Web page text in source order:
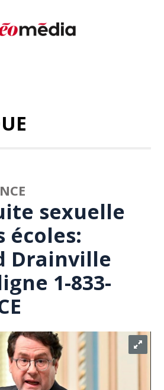
sexuelle
écoles:
Drainville
1-833-